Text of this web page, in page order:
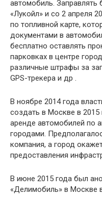
автомобиль.
«Лукойл» и со 2 апреля
по топливной карте,
документами в
бесплатно оставлять
парковках в центре
различные штрафы за
GPS-трекера и др .
В ноябре 2014 года
создать в Москве в 2015
аренде автомобилей по
городами.
компания, а город
предоставления
В июне 2015 года был
«Делимобиль» в Москве